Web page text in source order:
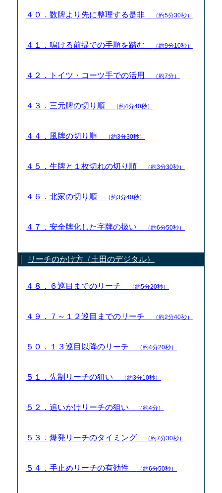
４０．数牌より先に整理する是非 （約5分30秒）
４１．鳴ける前提での手順を踏む （約9分10秒）
４２．トイツ・コーツ手での活用 （約7分）
４３．三元牌の切り順 （約4分40秒）
４４．風牌の切り順 （約3分30秒）
４５．生牌と１枚切れの切り順 （約3分30秒）
４６．北家の切り順 （約3分40秒）
４７．安全牌化した字牌の扱い （約6分50秒）
リーチのかけ方（土田のデジタル）
４８．６巡目までのリーチ （約5分20秒）
４９．７～１２巡目までのリーチ （約2分40秒）
５０．１３巡目以降のリーチ （約4分20秒）
５１．先制リーチの狙い （約3分10秒）
５２．追いかけリーチの狙い （約4分）
５３．爆発リーチのタイミング （約7分30秒）
５４．手止めリーチの有効性 （約6分50秒）